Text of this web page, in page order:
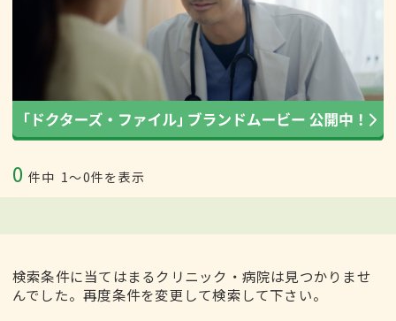
0 件中 1〜0件を表示
検索条件に当てはまるクリニック・病院は見つかりませ
んでした。再度条件を変更して検索して下さい。